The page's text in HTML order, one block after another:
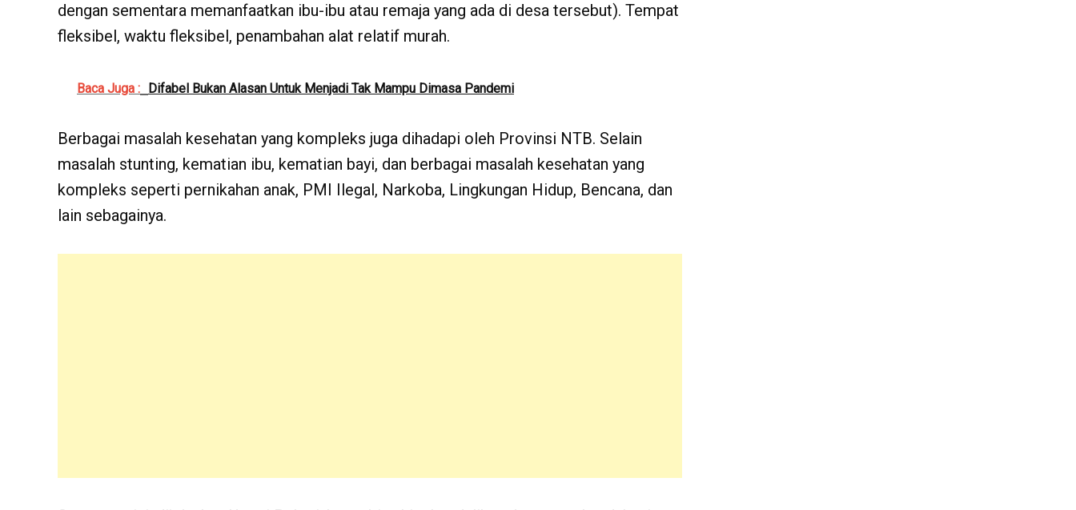
dengan sementara memanfaatkan ibu-ibu atau remaja yang ada di desa tersebut). Tempat
fleksibel, waktu fleksibel, penambahan alat relatif murah.
Baca Juga : Difabel Bukan Alasan Untuk Menjadi Tak Mampu Dimasa Pandemi
Berbagai masalah kesehatan yang kompleks juga dihadapi oleh Provinsi NTB. Selain
masalah stunting, kematian ibu, kematian bayi, dan berbagai masalah kesehatan yang
kompleks seperti pernikahan anak, PMI Ilegal, Narkoba, Lingkungan Hidup, Bencana, dan
lain sebagainya.